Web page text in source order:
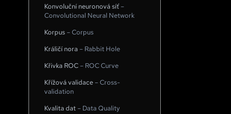
Konvoluční neuronová síť–
Convolutional Neural Network
Korpus–Corpus
Králičí nora – Rabbit Hole
Křivka ROC– ROC Curve
Křížová validace–Cross-
validation
Kvalita dat– Data Quality